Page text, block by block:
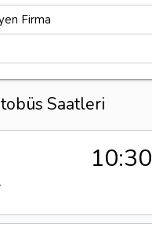
Firma
Saatleri
10:30